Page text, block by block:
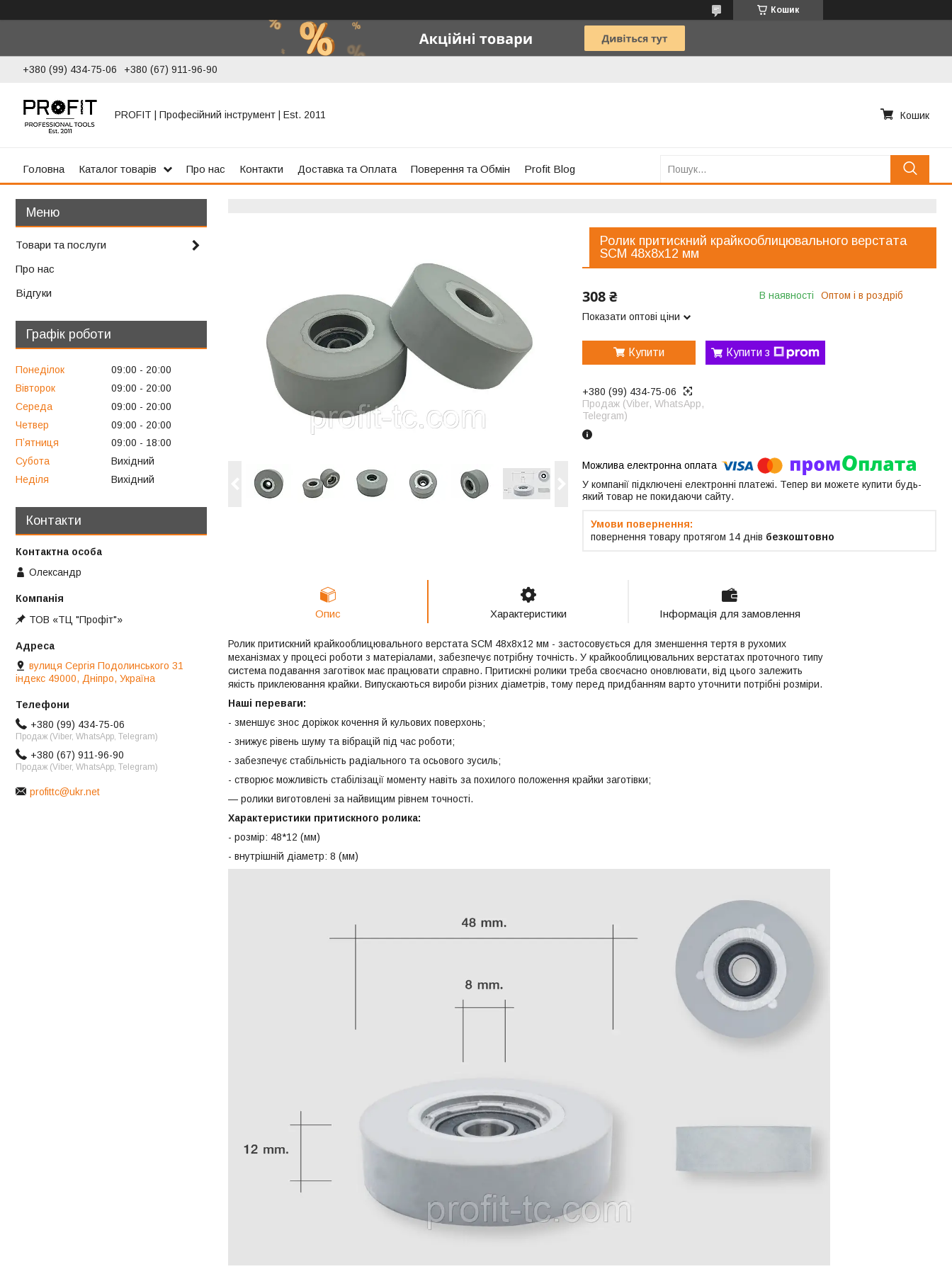
Кошик
+380 (99) 434-75-06 +380 (67) 911-96-90
PROFIT | Професійний інструмент | Est. 2011 Кошик
Головна Каталог товарів Про нас Контакти Доставка та Оплата Поверення та Обмін Profit Blog
Ролик притискний крайкооблицювального верстата
SCM 48x8х12 мм
308 ₴
Показати оптові ціни
В наявності Оптом і в роздріб
Купити Купити з
+380 (99) 434-75-06
Продаж (Viber, WhatsApp,
Telegram)
У компанії підключені електронні платежі. Тепер ви можете купити будь-
який товар не покидаючи сайту.
повернення товару протягом 14 днів безкоштовно
Опис Характеристики Інформація для замовлення
Ролик притискний крайкооблицювального верстата SCM 48x8х12 мм - застосовується для зменшення тертя в рухомих
механізмах у процесі роботи з матеріалами, забезпечує потрібну точність. У крайкооблицювальних верстатах проточного типу
система подавання заготівок має працювати справно. Притискні ролики треба своєчасно оновлювати, від цього залежить
якість приклеювання крайки. Випускаються вироби різних діаметрів, тому перед придбанням варто уточнити потрібні розміри.
Наші переваги:
- зменшує знос доріжок кочення й кульових поверхонь;
- знижує рівень шуму та вібрацій під час роботи;
- забезпечує стабільність радіального та осьового зусиль;
- створює можливість стабілізації моменту навіть за похилого положення крайки заготівки;
— ролики виготовлені за найвищим рівнем точності.
Характеристики притискного ролика:
- розмір: 48*12 (мм)
- внутрішній діаметр: 8 (мм)
Товари та послуги
Про нас
Відгуки
Графік роботи
Понеділок 09:00
20:00
Вівторок
09:00
20:00
Середа
09:00
20:00
Четвер
09:00
20:00
Пʼятниця
09:00
18:00
Субота
Вихідний
Неділя
Вихідний
Контакти
Олександр
ТОВ «ТЦ "Профіт"»
вулиця Сергія Подолинського 31
індекс 49000, Дніпро, Україна
+380 (99) 434-75-06
Продаж (Viber, WhatsApp, Telegram)
+380 (67) 911-96-90
Продаж (Viber, WhatsApp, Telegram)
profittc@ukr.net